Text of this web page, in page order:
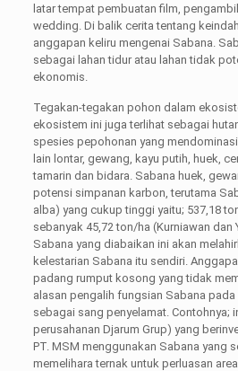
latar tempat pembuatan film,
wedding. Di balik cerita tentang
anggapan keliru mengenai Sabana.
sebagai lahan tidur atau lahan tidak
ekonomis.
Tegakan-tegakan pohon dalam
ekosistem ini juga terlihat sebagai
spesies pepohonan yang
lain lontar, gewang, kayu putih, huek,
tamarin dan bidara. Sabana huek,
potensi simpanan karbon, terutama
alba) yang cukup tinggi yaitu; 537,18
sebanyak 45,72 ton/ha (Kurniawan dan
Sabana yang diabaikan ini akan
kelestarian Sabana itu sendiri.
padang rumput kosong yang tidak
alasan pengalih fungsian Sabana
sebagai sang penyelamat. Contohnya;
perusahanan Djarum Grup) yang
PT. MSM menggunakan Sabana yang
memelihara ternak untuk perluasan